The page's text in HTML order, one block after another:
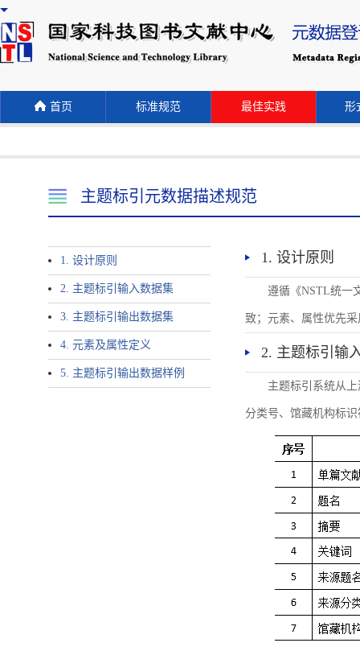
首页 标准规范 最佳实践 形
主题标引元数据描述规范
1. 设计原则
2. 主题标引输入数据集
3. 主题标引输出数据集
4. 元素及属性定义
5. 主题标引输出数据样例
1. 设计原则
遵循《NSTL统一
致；元素、属性优先
2. 主题标引输
主题标引系统从
分类号、馆藏机构标